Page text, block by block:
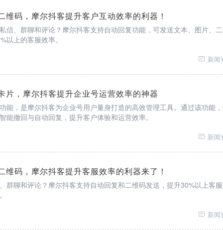
维码，摩尔抖客提升客户互动效率的利器！
信、群聊和评论？摩尔抖客支持自动回复功能，可发送文本、图片、
以上的客服效率。
新闻
片，摩尔抖客提升企业号运营效率的神器
能，是摩尔抖客为企业号用户量身打造的高效管理工具。通过该功能
能撤回与自动回复，提升客户体验和运营效率。
新闻
维码，摩尔抖客提升客服效率的利器来了！
群聊和评论？摩尔抖客支持自动回复和二维码发送，提升30%以上客
新闻